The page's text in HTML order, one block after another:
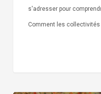
s'adresser pour
Comment les